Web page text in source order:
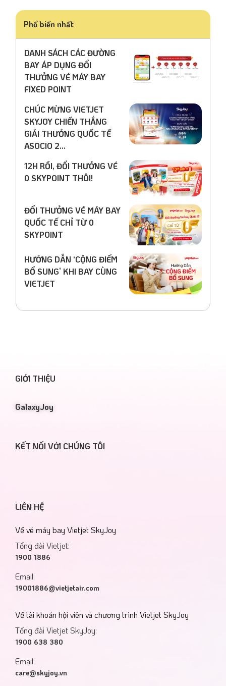
Phổ biến nhất
DANH SÁCH CÁC ĐƯỜNG
BAY ÁP DỤNG ĐỔI
THƯỞNG VÉ MÁY BAY
FIXED POINT
CHÚC MỪNG VIETJET
SKYJOY CHIẾN THẮNG
GIẢI THƯỞNG QUỐC TẾ
ASOCIO 2...
12H RỒI, ĐỔI THƯỞNG VÉ
0 SKYPOINT THÔI!
ĐỔI THƯỞNG VÉ MÁY BAY
QUỐC TẾ CHỈ TỪ 0
SKYPOINT
HƯỚNG DẪN ‘CỘNG ĐIỂM
BỔ SUNG’ KHI BAY CÙNG
VIETJET
GIỚI THIỆU
GalaxyJoy
KẾT NỐI VỚI CHÚNG TÔI
LIÊN HỆ
Về vé máy bay Vietjet SkyJoy
Tổng đài Vietjet:
1900 1886
Email:
19001886@vietjetair.com
Về tài khoản hội viên và chương trình Vietjet SkyJoy
Tổng đài Vietjet SkyJoy:
1900 638 380
Email:
care@skyjoy.vn